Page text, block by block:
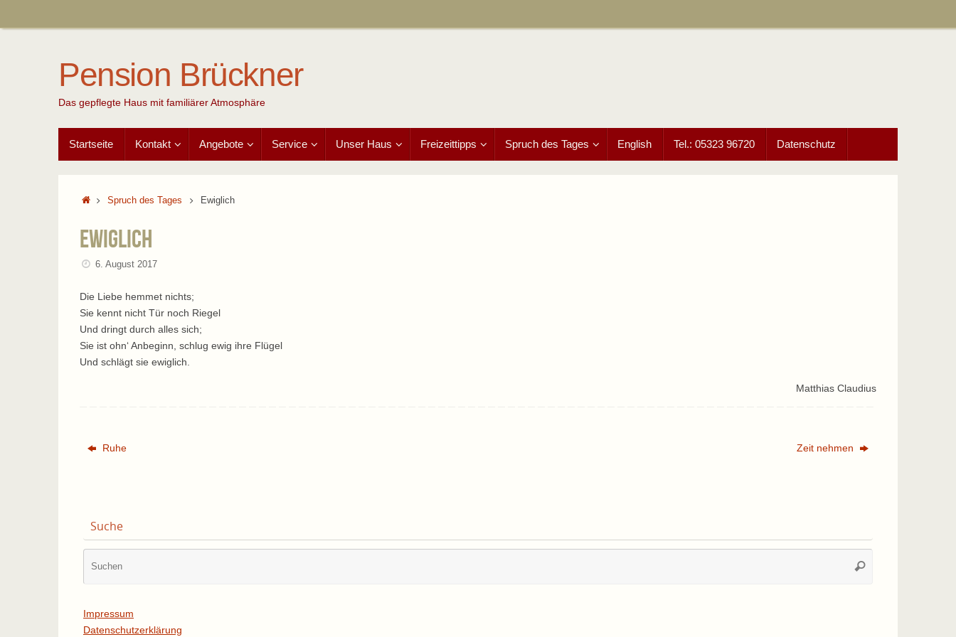
Pension Brückner
Das gepflegte Haus mit familiärer Atmosphäre
Inhalt
springen
Startseite Kontakt Angebote Service Unser Haus Freizeittipps Spruch des Tages English Tel.: 05323 96720 Datenschutz
StartSpruch des Tages Ewiglich
Ewiglich
6. August 2017
Die Liebe hemmet nichts;
Sie kennt nicht Tür noch Riegel
Und dringt durch alles sich;
Sie ist ohn‘ Anbeginn, schlug ewig ihre Flügel
Und schlägt sie ewiglich.
Matthias Claudius
Ruhe Zeit nehmen
Suche
Suchen
Impressum
Datenschutzerklärung